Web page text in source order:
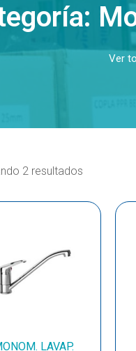
Ver
2 resultados
LAVAP.